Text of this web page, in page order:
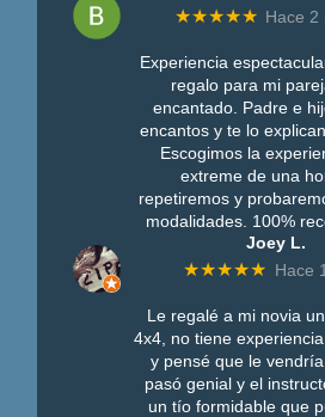
★★★★★ Hace 2
Experiencia
regalo para mi
encantado. Padre e
encantos y te lo
Escogimos la
extreme de una
repetiremos y
modalidades. 100%
Joey L.
★★★★★ Hace
Le regalé a mi novia
4x4, no tiene
y pensé que le
pasó genial y el
un tío formidable que